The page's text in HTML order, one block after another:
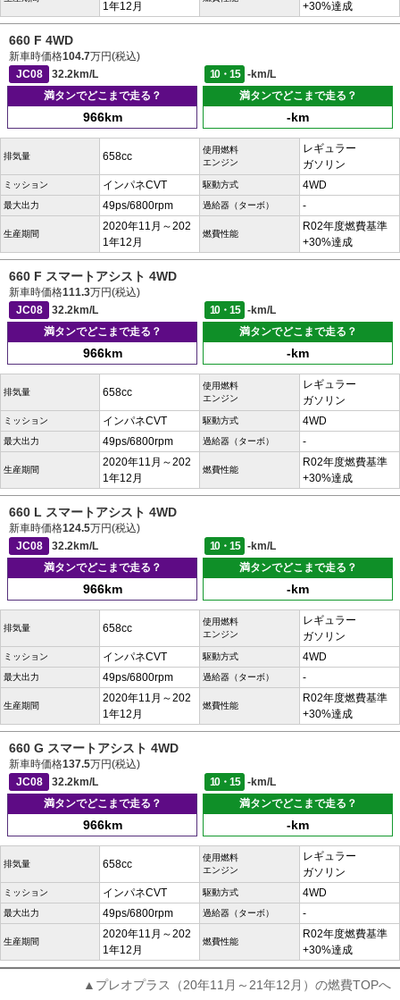
1年12月 +30%達成
660 F 4WD
新車時価格104.7万円(税込)
JC08
32.2km/L 10・15
-km/L
満タンでどこまで走る？
966km
満タンでどこまで走る？
-km
排気量 658cc
使用燃料
エンジン
レギュラー
ガソリン
ミッション インパネCVT 駆動方式 4WD
最大出力 49ps/6800rpm 過給器（ターボ） -
生産期間
2020年11月～202
1年12月
燃費性能
R02年度燃費基準
+30%達成
660 F スマートアシスト 4WD
新車時価格111.3万円(税込)
JC08
32.2km/L 10・15
-km/L
満タンでどこまで走る？
966km
満タンでどこまで走る？
-km
排気量 658cc
使用燃料
エンジン
レギュラー
ガソリン
ミッション インパネCVT 駆動方式 4WD
最大出力 49ps/6800rpm 過給器（ターボ） -
生産期間
2020年11月～202
1年12月
燃費性能
R02年度燃費基準
+30%達成
660 L スマートアシスト 4WD
新車時価格124.5万円(税込)
JC08
32.2km/L 10・15
-km/L
満タンでどこまで走る？
966km
満タンでどこまで走る？
-km
排気量 658cc
使用燃料
エンジン
レギュラー
ガソリン
ミッション インパネCVT 駆動方式 4WD
最大出力 49ps/6800rpm 過給器（ターボ） -
生産期間
2020年11月～202
1年12月
燃費性能
R02年度燃費基準
+30%達成
660 G スマートアシスト 4WD
新車時価格137.5万円(税込)
JC08
32.2km/L 10・15
-km/L
満タンでどこまで走る？
966km
満タンでどこまで走る？
-km
排気量 658cc
使用燃料
エンジン
レギュラー
ガソリン
ミッション インパネCVT 駆動方式 4WD
最大出力 49ps/6800rpm 過給器（ターボ） -
生産期間
2020年11月～202
1年12月
燃費性能
R02年度燃費基準
+30%達成
▲プレオプラス（20年11月～21年12月）の燃費TOPへ